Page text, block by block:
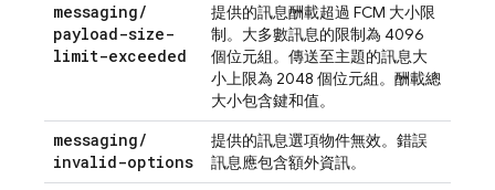
messaging/
payload-size-
limit-exceeded
提供的訊息酬載超過 FCM 大小限
制。大多數訊息的限制為 4096
個位元組。傳送至主題的訊息大
小上限為 2048 個位元組。酬載總
大小包含鍵和值。
messaging/
invalid-options
提供的訊息選項物件無效。錯誤
訊息應包含額外資訊。